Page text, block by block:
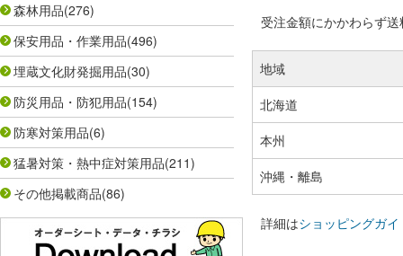
森林用品(276)
保安用品・作業用品(496)
埋蔵文化財発掘用品(30)
防災用品・防犯用品(154)
防寒対策用品(6)
猛暑対策・熱中症対策用品(211)
その他掲載商品(86)
受注金額にかかわらず
地域
北海道
本州
沖縄・離島
詳細はショッピングガイ